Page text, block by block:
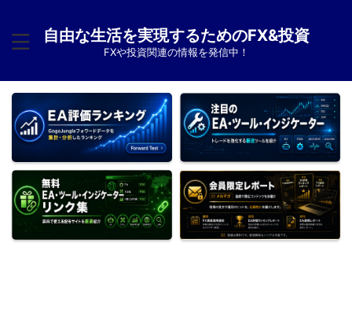
自由な生活を実現するためのFX&投資
FXや投資関連の情報を発信中！